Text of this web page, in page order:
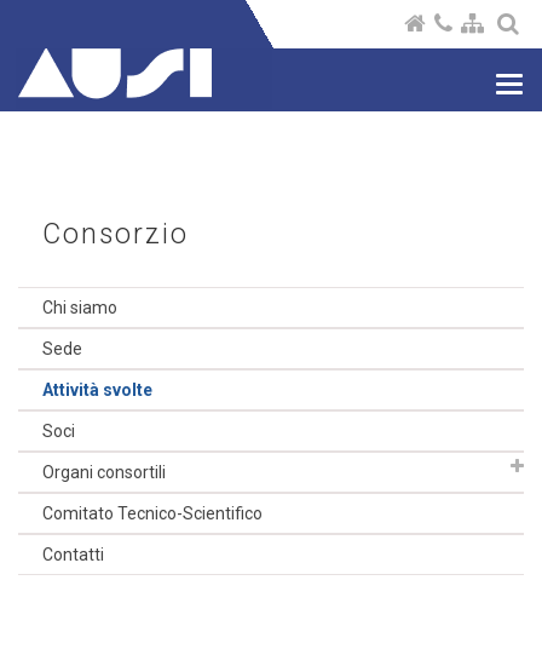
Consorzio
Chi siamo
Sede
Attività svolte
Soci
Organi consortili
Comitato Tecnico-Scientifico
Contatti